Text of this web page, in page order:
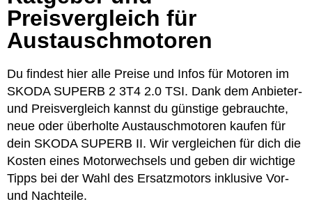
Preisvergleich für
Austauschmotoren
Du findest hier alle Preise und Infos für Motoren im
SKODA SUPERB 2 3T4 2.0 TSI. Dank dem Anbieter-
und Preisvergleich kannst du günstige gebrauchte,
neue oder überholte Austauschmotoren kaufen für
dein SKODA SUPERB II. Wir vergleichen für dich die
Kosten eines Motorwechsels und geben dir wichtige
Tipps bei der Wahl des Ersatzmotors inklusive Vor-
und Nachteile.